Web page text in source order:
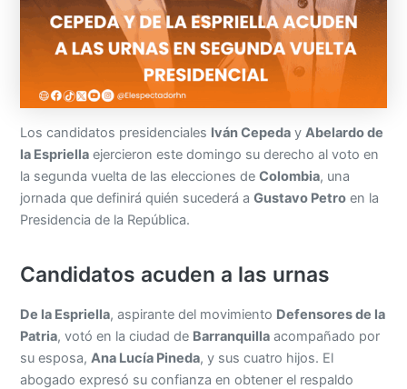
Los candidatos presidenciales Iván Cepeda yAbelardo de
la Espriella ejercieron este domingo su derecho al voto en
la segunda vuelta de las elecciones deColombia, una
jornada que definirá quién sucederá aGustavo Petro en la
Presidencia de la República.
Candidatos acuden a las urnas
De la Espriella, aspirante del movimiento Defensores de la
Patria, votó en la ciudad de Barranquilla acompañado por
su esposa,Ana Lucía Pineda, y sus cuatro hijos. El
abogado expresó su confianza en obtener el respaldo